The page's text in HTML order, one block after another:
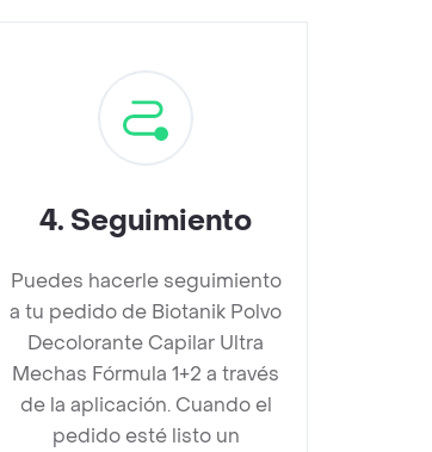
4. Seguimiento
Puedes hacerle seguimiento
a tu pedido de Biotanik Polvo
Decolorante Capilar Ultra
Mechas Fórmula 1+2 a través
de la aplicación. Cuando el
pedido esté listo un